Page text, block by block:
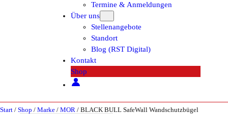
Termine & Anmeldungen
Über uns
Stellenangebote
Standort
Blog (RST Digital)
Kontakt
Shop
Start / Shop / Marke / MOR / BLACK BULL SafeWall Wandschutzbügel